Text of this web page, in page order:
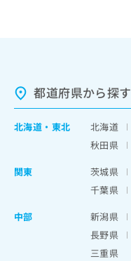
都道府県から探す
北海道 ・ 東北 北海道
秋田県
関東
茨城県
千葉県
中部
新潟県
長野県
三重県